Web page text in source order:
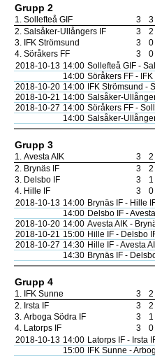
Grupp 2
1. Sollefteå GIF 3 3
2. Salsåker-Ullångers IF 3 2
3. IFK Strömsund 3 0
4. Söråkers FF 3 0
2018-10-13 14:00 Sollefteå GIF -
14:00 Söråkers FF -
2018-10-20 14:00 IFK Strömsund -
2018-10-21 14:00 Salsåker-
2018-10-27 14:00 Söråkers FF -
14:00 Salsåker-
Grupp 3
1. Avesta AIK 3 2
2. Brynäs IF 3 2
3. Delsbo IF 3 1
4. Hille IF 3 0
2018-10-13 14:00 Brynäs IF - Hille
14:00 Delsbo IF -
2018-10-20 14:00 Avesta AIK -
2018-10-21 15:00 Hille IF - Delsbo
2018-10-27 14:30 Hille IF - Avesta
14:30 Brynäs IF -
Grupp 4
1. IFK Sunne 3 2
2. Irsta IF 3 2
3. Arboga Södra IF 3 1
4. Latorps IF 3 0
2018-10-13 14:00 Latorps IF - Irsta
15:00
IFK Sunne -